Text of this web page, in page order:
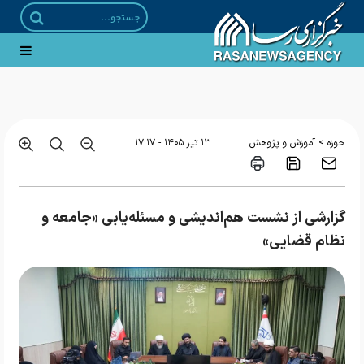
حوزه > آموزش و پژوهش ۱۳ تير ۱۴۰۵ - ۱۷:۱۷
گزارشی از نشست هم‌اندیشی و مسئله‌یابی «جامعه و
نظام قضایی»